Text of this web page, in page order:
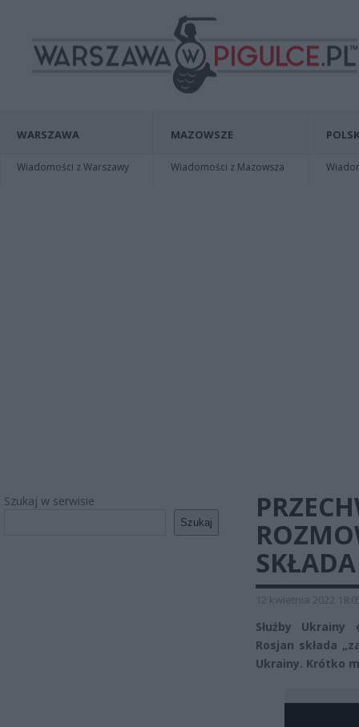
WARSZAWA
Wiadomości z Warszawy
MAZOWSZE
Wiadomości z Mazowsza
Szukaj w serwisie
Szukaj
12 kwietnia 2022
Służby Ukrainy
Rosjan składa
Ukrainy. Krótko